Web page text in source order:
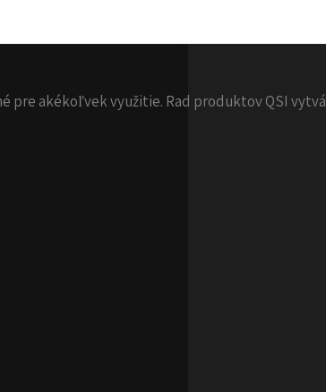
akékoľvek využitie. Rad produktov QSI